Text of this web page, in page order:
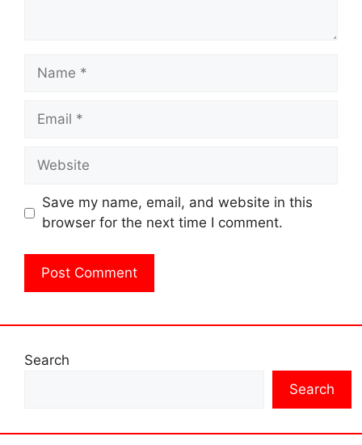
Name
Email
Website
Save my name, email, and website in this
browser for the next time I comment.
Search
Search